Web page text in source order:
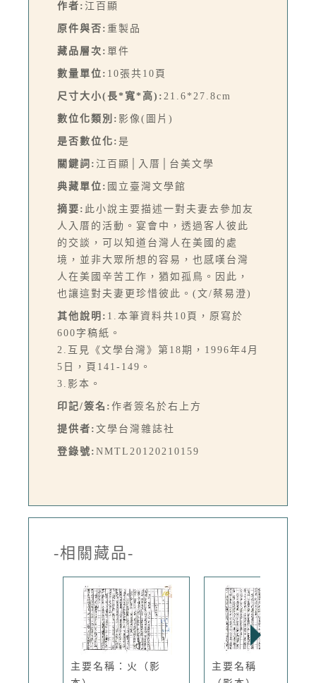
作者: 江百顯
原件與否: 重製品
藏品層次: 單件
數量單位: 10張共10頁
尺寸大小(長*寬*高): 21.6*27.8cm
數位化類別: 影像(圖片)
是否數位化: 是
關鍵詞: 江百顯│入厝│台美文學
典藏單位: 國立臺灣文學館
摘要: 此小說主要描述一對夫妻去參加友
人入厝的活動。宴會中，透過客人彼此
的交談，可以知道台灣人在美國的處
境，並非大眾所想的容易，也感嘆台灣
人在美國辛苦工作，猶如孤鳥。因此，
也讓這對夫妻更珍惜彼此。(文/蔡易澄)
其他說明: 1.本筆資料共10頁，原寫於
600字稿紙。
2.互見《文學台灣》第18期，1996年4月
5日，頁141-149。
3.影本。
印記/簽名: 作者簽名於右上方
提供者: 文學台灣雜誌社
登錄號: NMTL20120210159
-相關藏品-
主要名稱：火（影
主要名稱：離家非家